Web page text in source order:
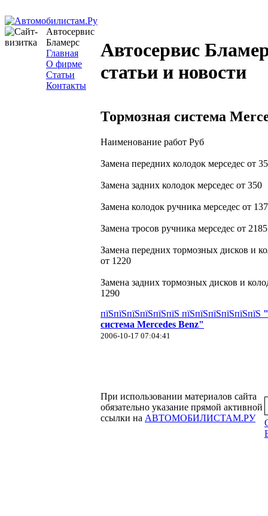
Автосервис
Бламерс
Главная
О фирме
Статьи
Контакты
Автосервис
статьи и новости
Тормозная система
Наименование работ Руб
Замена передних колодок мерседес от
Замена задних колодок мерседес от 350
Замена колодок ручника мерседес от
Замена тросов ручника мерседес от 2185
Замена передних тормозных дисков и
от 1220
Замена задних тормозных дисков и
1290
пїЅпїЅпїЅпїЅпїЅпїЅ пїЅпїЅпїЅпїЅпїЅпїЅ
система Mercedes Benz"
2006-10-17 07:04:41
При использовании материалов сайта
обязательно указание прямой активной
ссылки на АВТОМОБИЛИСТАМ.РУ